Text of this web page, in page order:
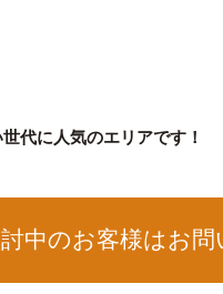
代に人気のエリアです！
中のお客様はお問